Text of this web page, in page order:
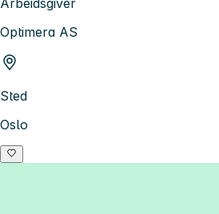
Optimera AS
Sted
Oslo